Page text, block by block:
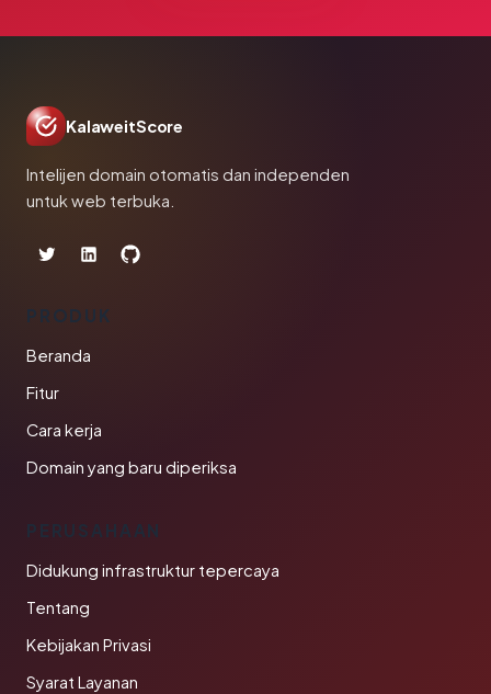
KalaweitScore
Intelijen domain otomatis dan independen
untuk web terbuka.
PRODUK
Beranda
Fitur
Cara kerja
Domain yang baru diperiksa
PERUSAHAAN
Didukung infrastruktur tepercaya
Tentang
Kebijakan Privasi
Syarat Layanan